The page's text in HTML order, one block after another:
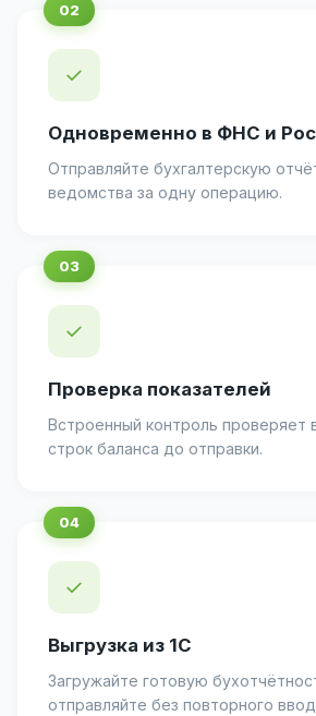
✓
Одновременно в ФНС и
Отправляйте бухгалтерскую
ведомства за одну операцию.
✓
Проверка показателей
Встроенный контроль проверяет
строк баланса до отправки.
✓
Выгрузка из 1С
Загружайте готовую
отправляйте без повторного